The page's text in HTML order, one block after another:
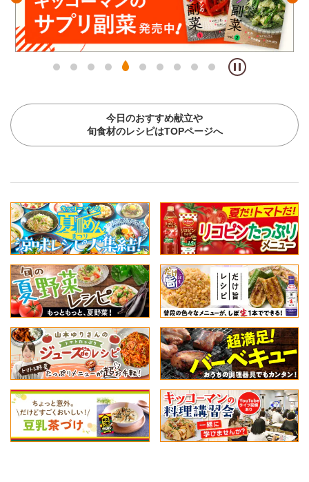
今日のおすすめ献立や
旬食材のレシピはTOPページへ